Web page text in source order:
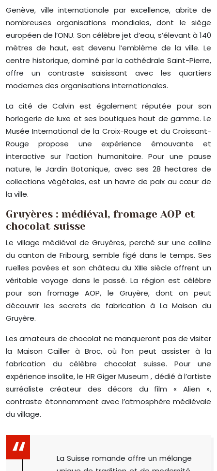
Genève, ville internationale par excellence, abrite de
nombreuses organisations mondiales, dont le siège
européen de l’ONU. Son célèbre jet d’eau, s’élevant à 140
mètres de haut, est devenu l’emblème de la ville. Le
centre historique, dominé par la cathédrale Saint-Pierre,
offre un contraste saisissant avec les quartiers
modernes des organisations internationales.
La cité de Calvin est également réputée pour son
horlogerie de luxe et ses boutiques haut de gamme. Le
Musée International de la Croix-Rouge et du Croissant-
Rouge propose une expérience émouvante et
interactive sur l’action humanitaire. Pour une pause
nature, le Jardin Botanique, avec ses 28 hectares de
collections végétales, est un havre de paix au cœur de
la ville.
Gruyères : médiéval, fromage AOP et
chocolat suisse
Le village médiéval de Gruyères, perché sur une colline
du canton de Fribourg, semble figé dans le temps. Ses
ruelles pavées et son château du XIIIe siècle offrent un
véritable voyage dans le passé. La région est célèbre
pour son fromage AOP, le Gruyère, dont on peut
découvrir les secrets de fabrication à La Maison du
Gruyère.
Les amateurs de chocolat ne manqueront pas de visiter
la Maison Cailler à Broc, où l’on peut assister à la
fabrication du célèbre chocolat suisse. Pour une
expérience insolite, le HR Giger Museum , dédié à l’artiste
surréaliste créateur des décors du film « Alien »,
contraste étonnamment avec l’atmosphère médiévale
du village.
La Suisse romande offre un mélange